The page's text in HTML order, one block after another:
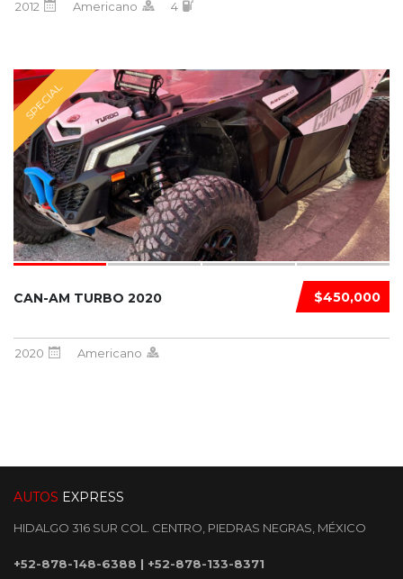
2012 Americano 4
SPECIAL
$450,000
CAN-AM TURBO 2020
2020 Americano
AUTOS EXPRESS
HIDALGO 316 SUR COL. CENTRO, PIEDRAS NEGRAS, MÉXICO
+52-878-148-6388 | +52-878-133-8371